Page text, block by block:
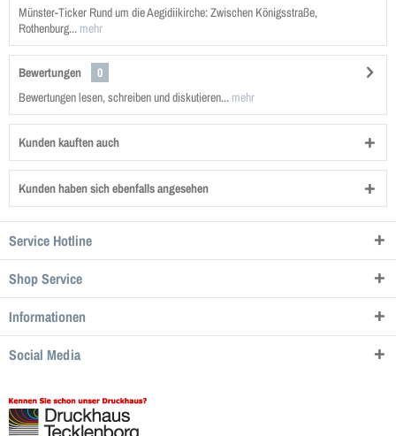
Münster-Ticker Rund um die Aegidiikirche: Zwischen Königsstraße,
Rothenburg... mehr
Bewertungen
0
Bewertungen lesen, schreiben und diskutieren... mehr
Kunden kauften auch
Kunden haben sich ebenfalls angesehen
Service Hotline
Shop Service
Informationen
Social Media